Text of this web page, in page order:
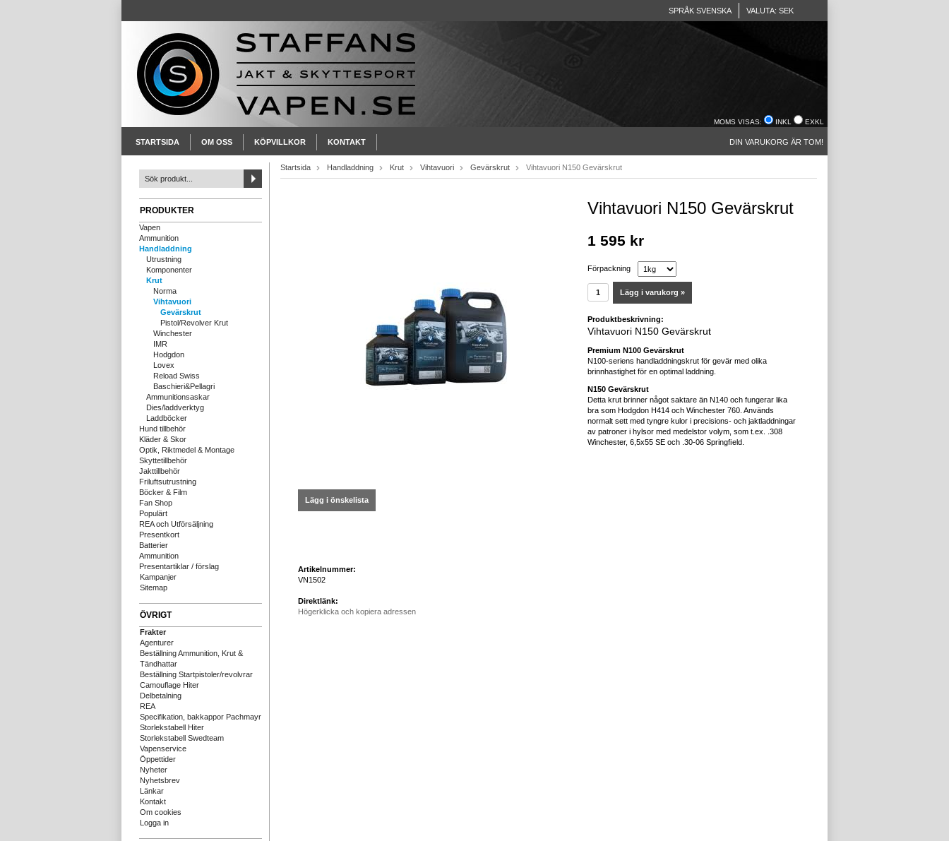
SPRÅK SVENSKA VALUTA: SEK
MOMS VISAS: INKL EXKL
STARTSIDA OM OSS KÖPVILLKOR KONTAKT DIN VARUKORG ÄR TOM!
PRODUKTER
Vapen
Ammunition
Handladdning
Utrustning
Komponenter
Krut
Norma
Vihtavuori
Gevärskrut
Pistol/Revolver Krut
Winchester
IMR
Hodgdon
Lovex
Reload Swiss
Baschieri&Pellagri
Ammunitionsaskar
Dies/laddverktyg
Laddböcker
Hund tillbehör
Kläder & Skor
Optik, Riktmedel & Montage
Skyttetillbehör
Jakttillbehör
Friluftsutrustning
Böcker & Film
Fan Shop
Populärt
REA och Utförsäljning
Presentkort
Batterier
Ammunition
Presentartiklar / förslag
Kampanjer
Sitemap
ÖVRIGT
Frakter
Agenturer
Beställning Ammunition, Krut &
Tändhattar
Beställning Startpistoler/revolvrar
Camouflage Hiter
Delbetalning
REA
Specifikation, bakkappor Pachmayr
Storlekstabell Hiter
Storlekstabell Swedteam
Vapenservice
Öppettider
Nyheter
Nyhetsbrev
Länkar
Kontakt
Om cookies
Logga in
Startsida Handladdning Krut Vihtavuori Gevärskrut Vihtavuori N150 Gevärskrut
Lägg i önskelista
Artikelnummer:
VN1502
Direktlänk:
Högerklicka och kopiera adressen
Vihtavuori N150 Gevärskrut
1 595 kr
Förpackning
Lägg i varukorg »
Produktbeskrivning:
Vihtavuori N150 Gevärskrut
Premium N100 Gevärskrut
N100-seriens handladdningskrut för gevär med olika
brinnhastighet för en optimal laddning.
N150 Gevärskrut
Detta krut brinner något saktare än N140 och fungerar lika
bra som Hodgdon H414 och Winchester 760. Används
normalt sett med tyngre kulor i precisions- och jaktladdningar
av patroner i hylsor med medelstor volym, som t.ex. .308
Winchester, 6,5x55 SE och .30-06 Springﬁeld.